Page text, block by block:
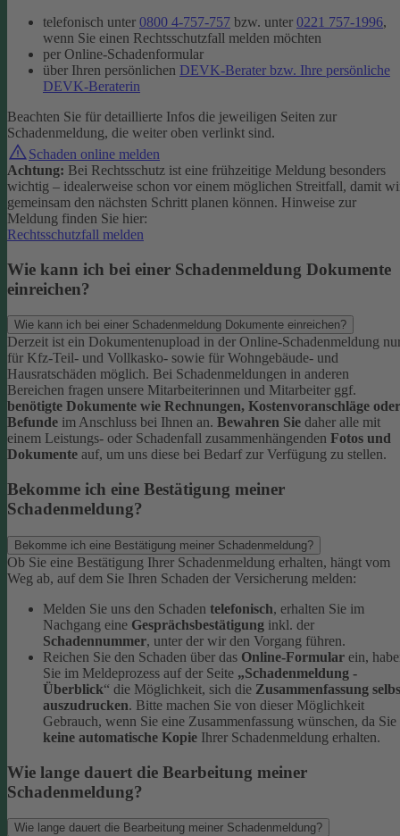
telefonisch unter 0800 4-757-757 bzw. unter 0221 757-1996,
wenn Sie einen Rechtsschutzfall melden möchten
per Online-Schadenformular
über Ihren persönlichen DEVK-Berater bzw. Ihre persönliche
DEVK-Beraterin
Beachten Sie für detaillierte Infos die jeweiligen Seiten zur
Schadenmeldung, die weiter oben verlinkt sind.
Schaden online melden
Achtung: Bei Rechtsschutz ist eine frühzeitige Meldung besonders
wichtig – idealerweise schon vor einem möglichen Streitfall, damit
gemeinsam den nächsten Schritt planen können. Hinweise zur
Meldung finden Sie hier:
Rechtsschutzfall melden
Wie kann ich bei einer Schadenmeldung Dokumente
einreichen?
Wie kann ich bei einer Schadenmeldung Dokumente einreichen?
Derzeit ist ein Dokumentenupload in der Online-Schadenmeldung
für Kfz-Teil- und Vollkasko- sowie für Wohngebäude- und
Hausratschäden möglich. Bei Schadenmeldungen in anderen
Bereichen fragen unsere Mitarbeiterinnen und Mitarbeiter ggf.
benötigte Dokumente wie Rechnungen, Kostenvoranschläge oder
Befunde im Anschluss bei Ihnen an. Bewahren Sie daher alle mit
einem Leistungs- oder Schadenfall zusammenhängenden Fotos und
Dokumente auf, um uns diese bei Bedarf zur Verfügung zu stellen.
Bekomme ich eine Bestätigung meiner
Schadenmeldung?
Bekomme ich eine Bestätigung meiner Schadenmeldung?
Ob Sie eine Bestätigung Ihrer Schadenmeldung erhalten, hängt vom
Weg ab, auf dem Sie Ihren Schaden der Versicherung melden:
Melden Sie uns den Schaden telefonisch, erhalten Sie im
Nachgang eine Gesprächsbestätigung inkl. der
Schadennummer, unter der wir den Vorgang führen.
Reichen Sie den Schaden über das Online-Formular ein,
Sie im Meldeprozess auf der Seite „Schadenmeldung -
Überblick“ die Möglichkeit, sich die Zusammenfassung
auszudrucken. Bitte machen Sie von dieser Möglichkeit
Gebrauch, wenn Sie eine Zusammenfassung wünschen, da Sie
keine automatische Kopie Ihrer Schadenmeldung erhalten.
Wie lange dauert die Bearbeitung meiner
Schadenmeldung?
Wie lange dauert die Bearbeitung meiner Schadenmeldung?